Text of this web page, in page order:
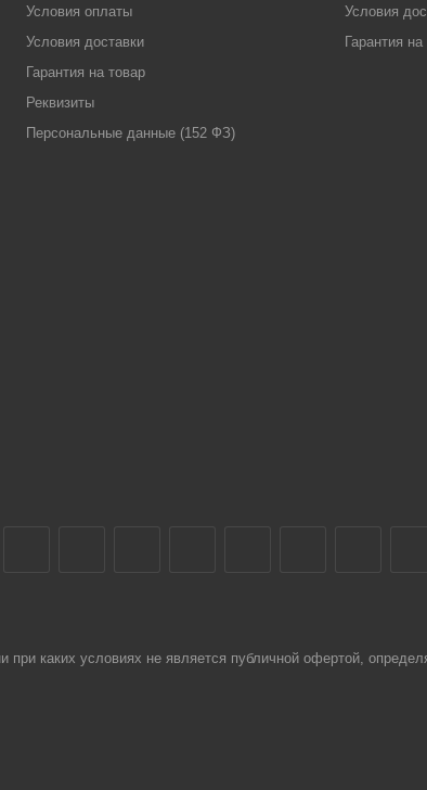
Условия оплаты
Условия доставки
Гарантия на товар
Реквизиты
Персональные данные (152 ФЗ)
Условия
Гарантия на
каких условиях не является публичной офертой,